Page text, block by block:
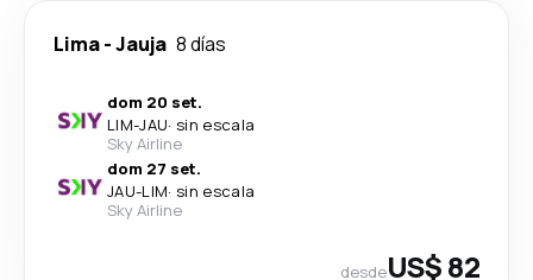
Lima-Jauja 8 días
dom 20 set.
LIM-JAU· sin escala
Sky Airline
dom 27 set.
JAU-LIM· sin escala
Sky Airline
desdeUS$ 82